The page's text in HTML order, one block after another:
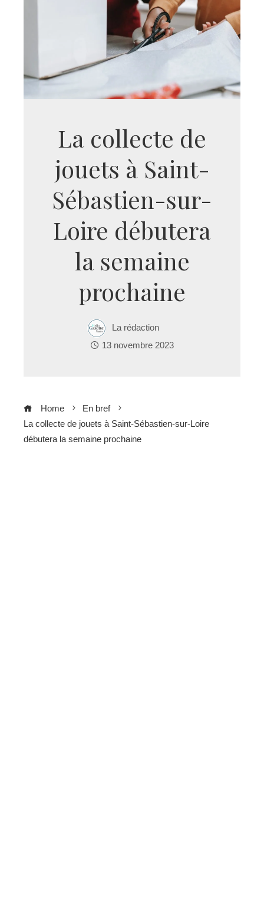
La collecte de
jouets à Saint-
Sébastien-sur-
Loire débutera
la semaine
prochaine
La rédaction
13 novembre 2023
Home
En bref
La collecte de jouets à Saint-Sébastien-sur-Loire
débutera la semaine prochaine